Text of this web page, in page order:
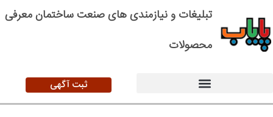
تبلیغات و نیازمندی های صنعت ساختمان معرفی
محصولات
ثبت آگهی